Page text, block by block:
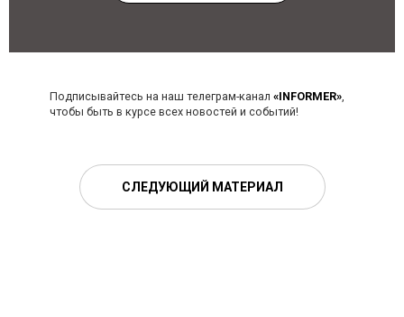
Подписывайтесь на наш телеграм-канал «INFORMER»,
чтобы быть в курсе всех новостей и событий!
СЛЕДУЮЩИЙ МАТЕРИАЛ